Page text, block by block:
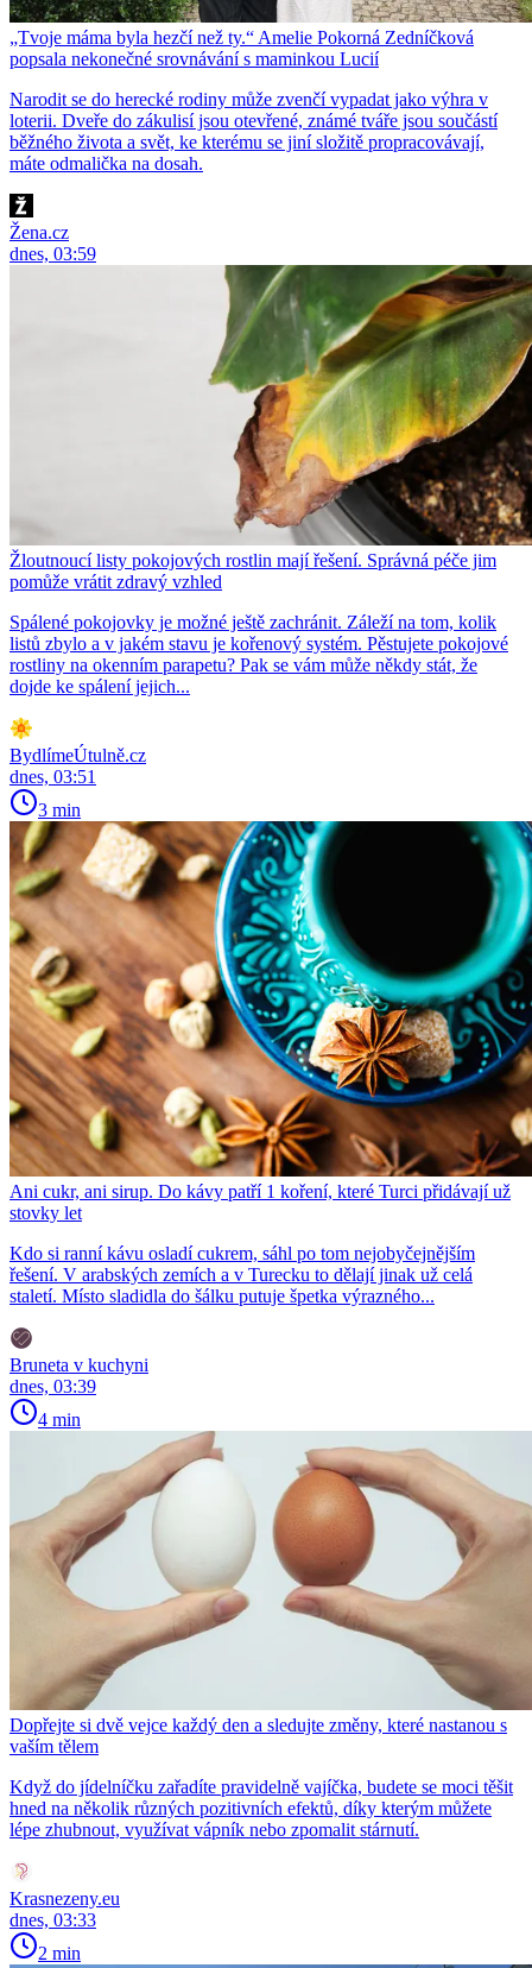
„Tvoje máma byla hezčí než ty.“ Amelie Pokorná Zedníčková
popsala nekonečné srovnávání s maminkou Lucií
Narodit se do herecké rodiny může zvenčí vypadat jako výhra v
loterii. Dveře do zákulisí jsou otevřené, známé tváře jsou součástí
běžného života a svět, ke kterému se jiní složitě propracovávají,
máte odmalička na dosah.
Žena.cz
dnes, 03:59
Žloutnoucí listy pokojových rostlin mají řešení. Správná péče jim
pomůže vrátit zdravý vzhled
Spálené pokojovky je možné ještě zachránit. Záleží na tom, kolik
listů zbylo a v jakém stavu je kořenový systém. Pěstujete pokojové
rostliny na okenním parapetu? Pak se vám může někdy stát, že
dojde ke spálení jejich...
BydlímeÚtulně.cz
dnes, 03:51
3 min
Ani cukr, ani sirup. Do kávy patří 1 koření, které Turci přidávají už
stovky let
Kdo si ranní kávu osladí cukrem, sáhl po tom nejobyčejnějším
řešení. V arabských zemích a v Turecku to dělají jinak už celá
staletí. Místo sladidla do šálku putuje špetka výrazného...
Bruneta v kuchyni
dnes, 03:39
4 min
Dopřejte si dvě vejce každý den a sledujte změny, které nastanou s
vaším tělem
Když do jídelníčku zařadíte pravidelně vajíčka, budete se moci těšit
hned na několik různých pozitivních efektů, díky kterým můžete
lépe zhubnout, využívat vápník nebo zpomalit stárnutí.
Krasnezeny.eu
dnes, 03:33
2 min